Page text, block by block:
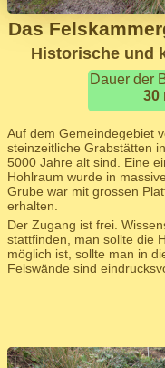
Das
Historische und
Dauer der
30
Auf dem Gemeindegebiet
steinzeitliche Grabstätten
5000 Jahre alt sind. Eine
Hohlraum wurde in
Grube war mit grossen
erhalten.
Der Zugang ist frei.
stattfinden, man sollte die
möglich ist, sollte man in
Felswände sind